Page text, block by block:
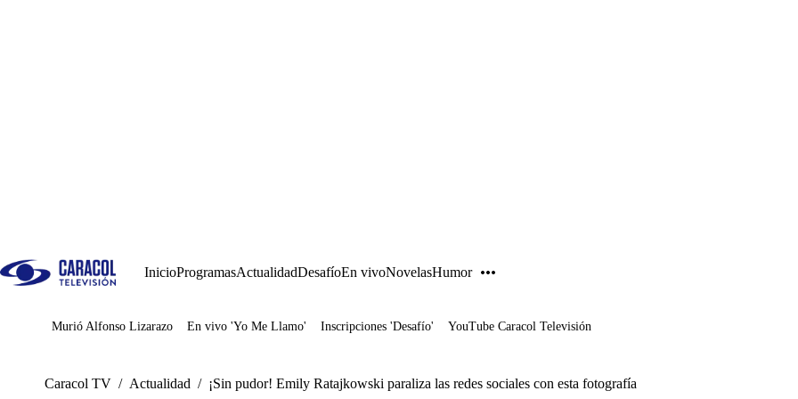
InicioProgramasActualidadDesafíoEn vivoNovelasHumor
Juegos
Murió Alfonso Lizarazo En vivo 'Yo Me Llamo' Inscripciones 'Desafío' YouTube Caracol Televisión
Caracol TV / Actualidad / ¡Sin pudor! Emily Ratajkowski paraliza las redes sociales con esta fotografía